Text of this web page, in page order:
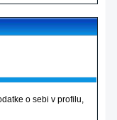
o sebi v profilu,